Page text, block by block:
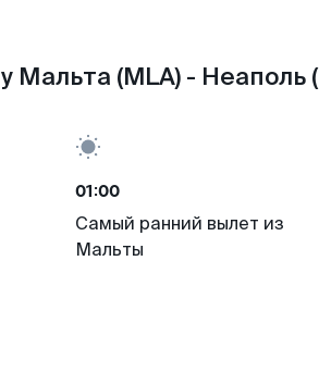
Мальта (MLA) - Неаполь
01:00
Самый ранний вылет из
Мальты